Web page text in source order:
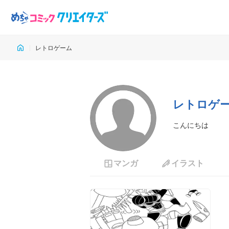
レトロゲーム
レトロゲ
こんにちは
マンガ イラスト